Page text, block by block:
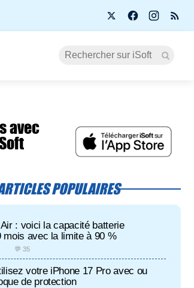
avec
POPULAIRES
: voici la capacité batterie
mois avec la limite à 90 %
💬 35
votre iPhone 17 Pro avec ou
de protection